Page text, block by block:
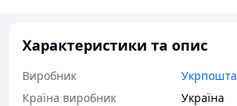
Характеристики та опис
Виробник
Укрпошта
Країна виробник
Україна